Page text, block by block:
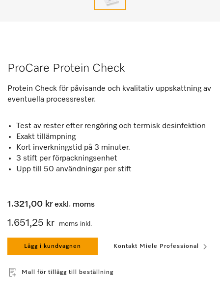
ProCare Protein Check
Protein Check för påvisande och kvalitativ uppskattning av
eventuella processrester.
Test av rester efter rengöring och termisk desinfektion
Exakt tillämpning
Kort inverkningstid på 3 minuter.
3 stift per förpackningsenhet
Upp till 50 användningar per stift
1.321,00 krexkl. moms
1.651,25 kr moms inkl.
Lägg i kundvagnen Kontakt Miele Professional
Mall för tillägg till beställning